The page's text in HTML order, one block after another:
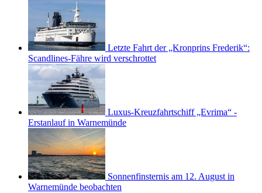
Letzte Fahrt der „Kronprins Frederik“:
Scandlines-Fähre wird verschrottet
Luxus-Kreuzfahrtschiff „Evrima“ -
Erstanlauf in Warnemünde
Sonnenfinsternis am 12. August in
Warnemünde beobachten